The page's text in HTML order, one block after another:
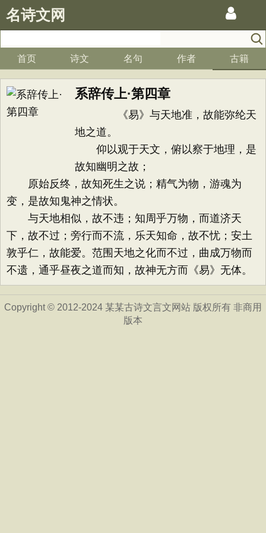
名诗文网
首页 诗文 名句 作者 古籍
系辞传上·第四章
《易》与天地准，故能弥纶天
地之道。
仰以观于天文，俯以察于地理，是
故知幽明之故；
原始反终，故知死生之说；精气为物，游魂为
变，是故知鬼神之情状。
与天地相似，故不违；知周乎万物，而道济天
下，故不过；旁行而不流，乐天知命，故不忧；安土
敦乎仁，故能爱。范围天地之化而不过，曲成万物而
不遗，通乎昼夜之道而知，故神无方而《易》无体。
Copyright © 2012-2024 某某古诗文言文网站 版权所有 非商用
版本